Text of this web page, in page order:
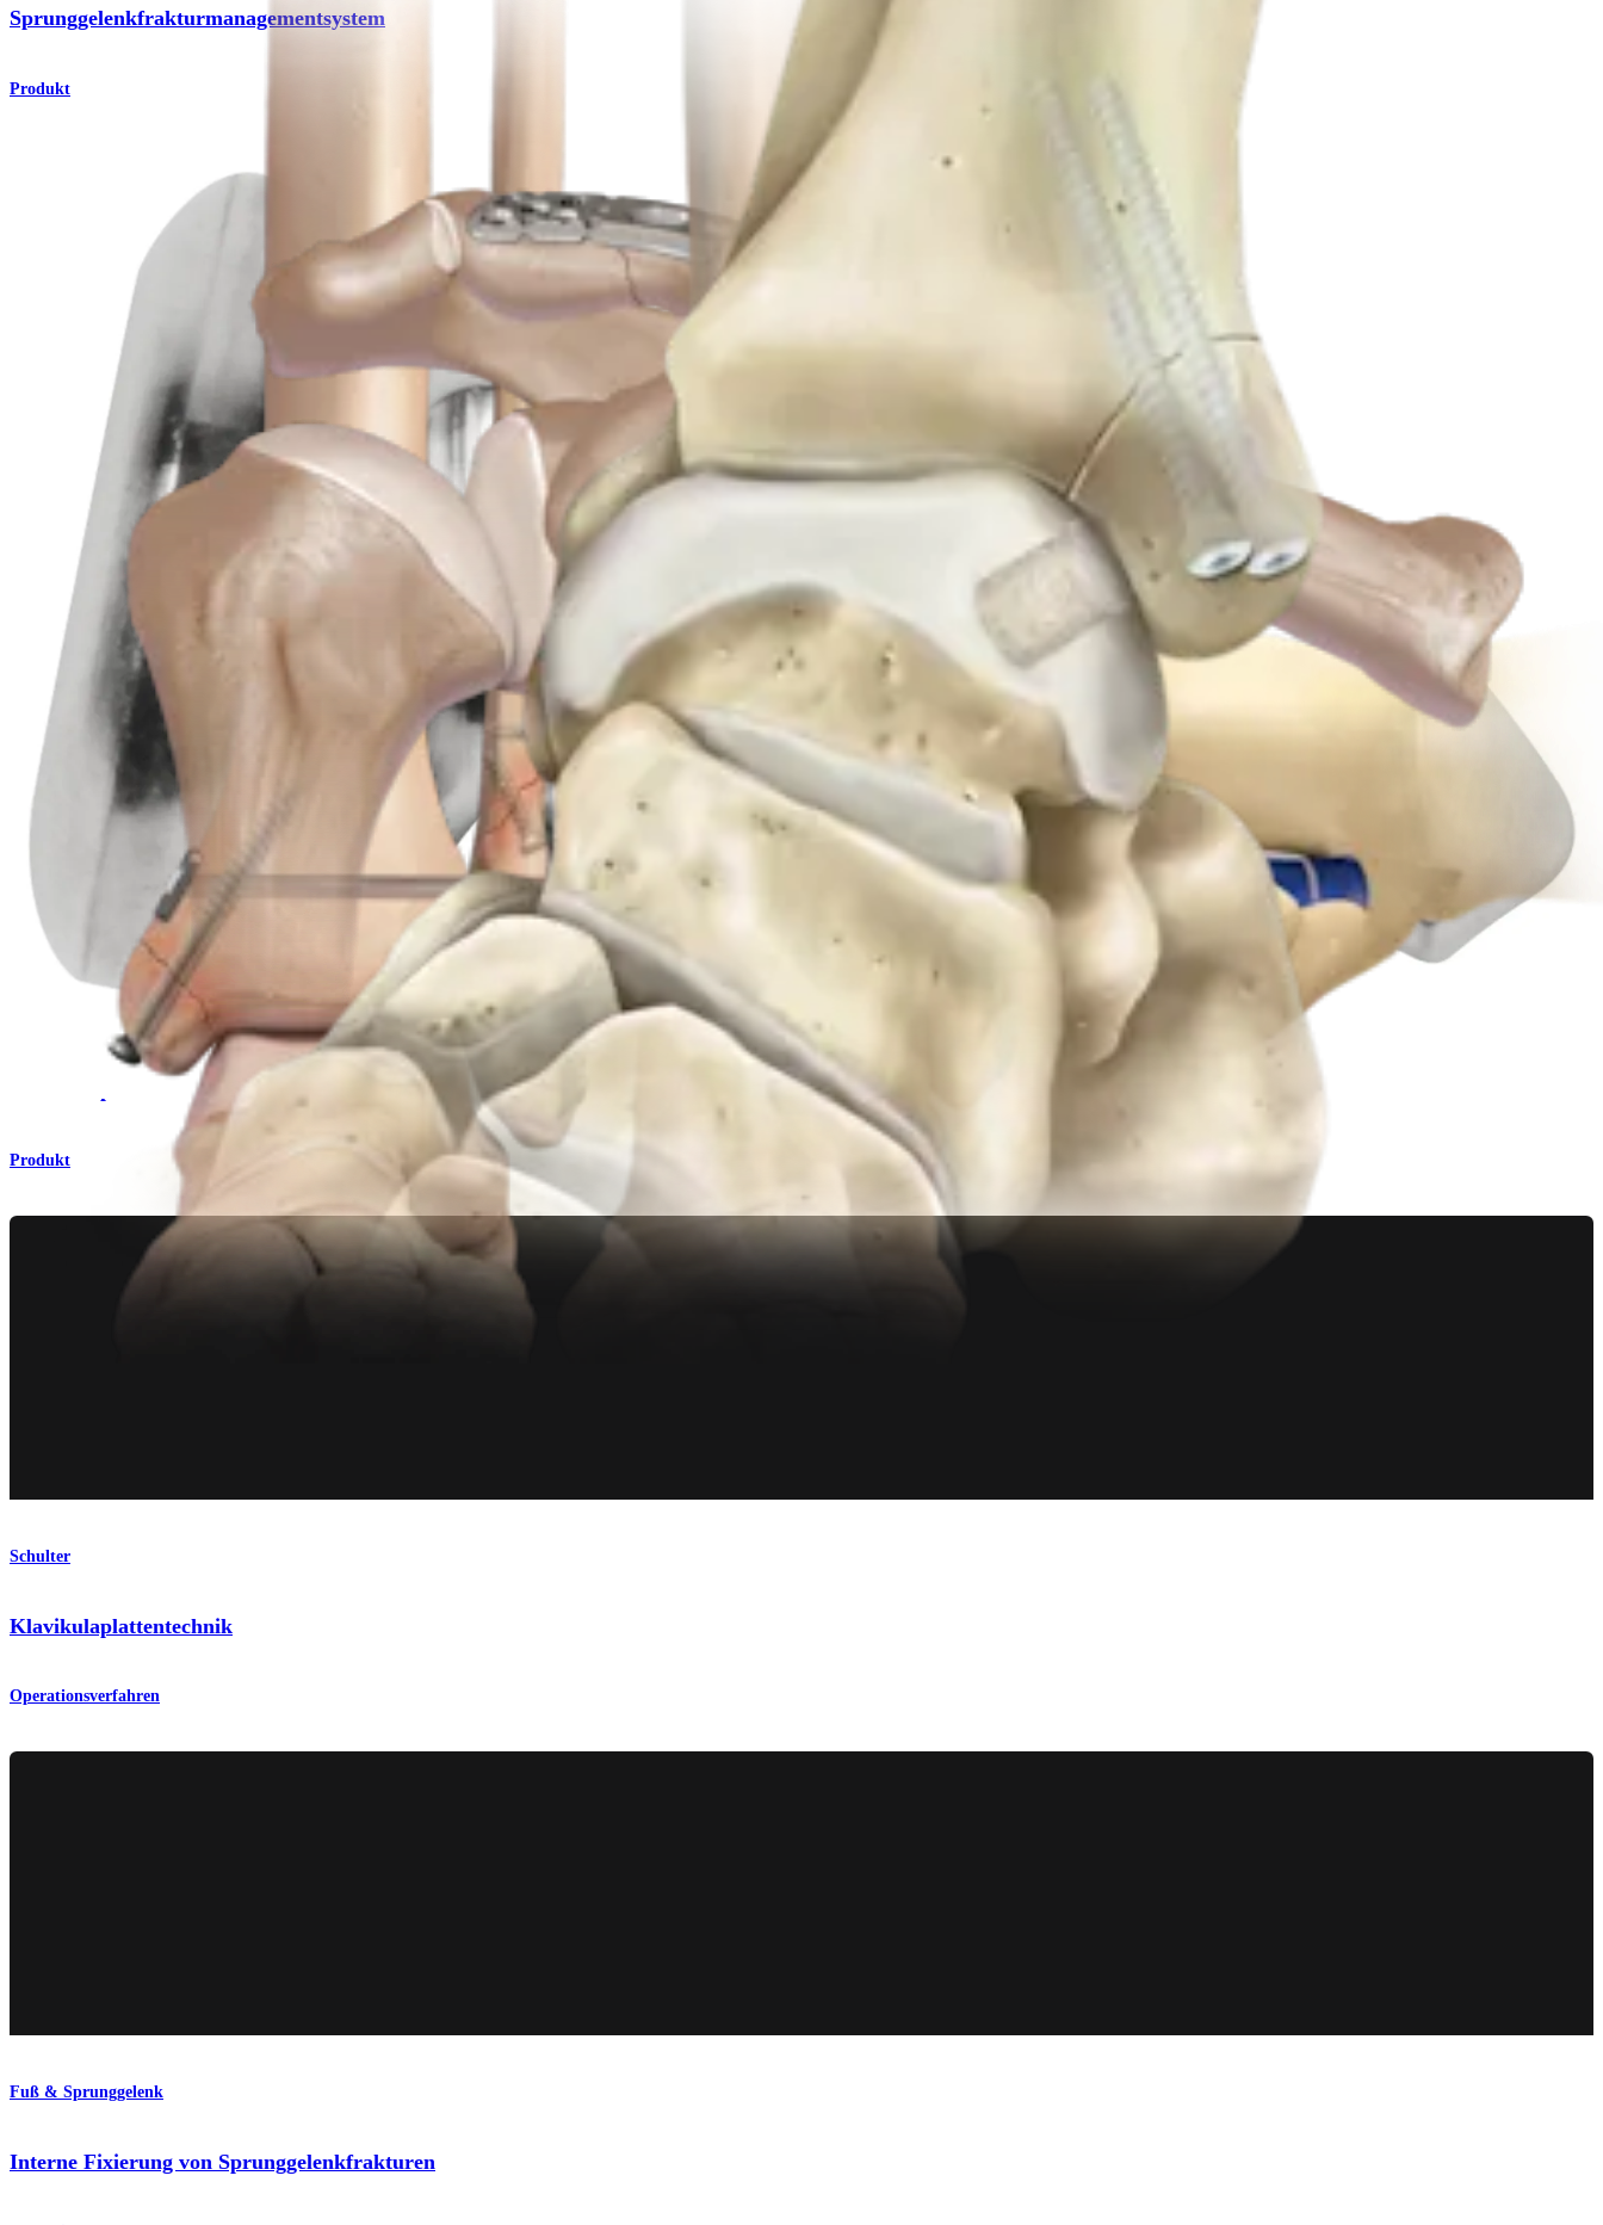
Sprunggelenkfrakturmanagementsystem
Produkt
Trauma Obere Extremitäten
Klavikulaplatten und -schrauben
Produkt
Trauma Obere Extremitäten
Klavikulaplatten und -schrauben
Produkt
Schulter
Klavikulaplattentechnik
Operationsverfahren
Fuß & Sprunggelenk
Interne Fixierung von Sprunggelenkfrakturen